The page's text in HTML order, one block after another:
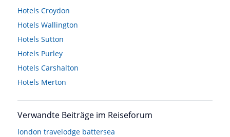
Hotels Croydon
Hotels Wallington
Hotels Sutton
Hotels Purley
Hotels Carshalton
Hotels Merton
Verwandte Beiträge im Reiseforum
london travelodge battersea